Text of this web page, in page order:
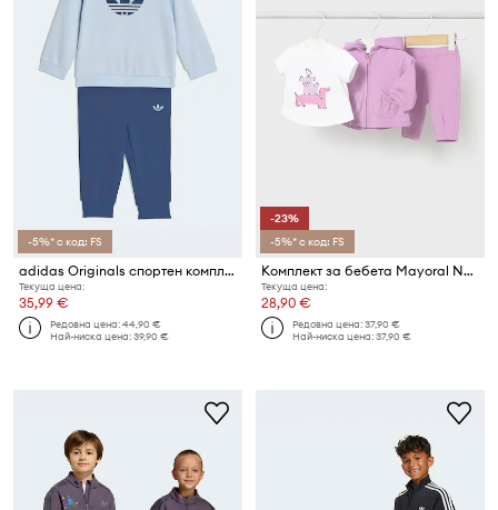
-5%* с код: FS
adidas Originals спортен комплект за деца от памук
Текуща цена:
35,99 €
Редовна цена:44,90 €
Най-ниска цена:39,90 €
-23%
-5%* с код: FS
Комплект за бебета Mayoral Newborn
Текуща цена:
28,90 €
Редовна цена:37,90 €
Най-ниска цена:37,90 €